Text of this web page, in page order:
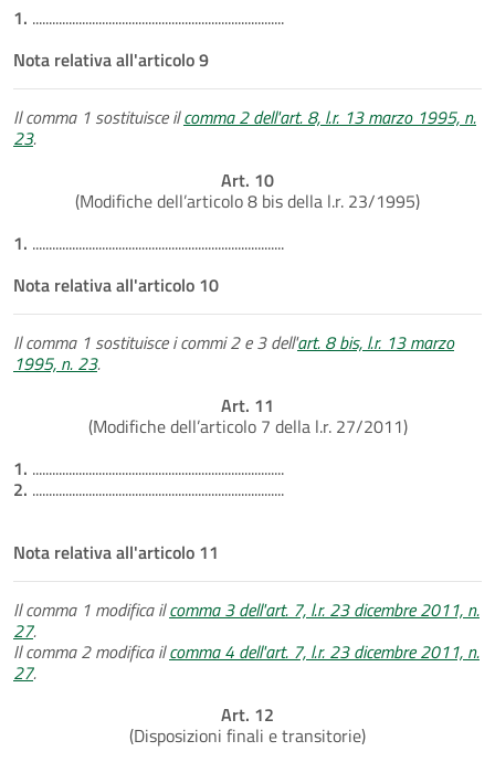
1. ............................................................................
Nota relativa all'articolo 9
Il comma 1 sostituisce ilcomma 2 dell'art. 8, l.r. 13 marzo 1995, n.
23.
Art. 10
(Modifiche dell’articolo 8 bis della l.r. 23/1995)
1. ............................................................................
Nota relativa all'articolo 10
Il comma 1 sostituisce i commi 2 e 3 dell'art. 8 bis, l.r. 13 marzo
1995, n. 23.
Art. 11
(Modifiche dell’articolo 7 della l.r. 27/2011)
1. ............................................................................
2. ............................................................................
Nota relativa all'articolo 11
Il comma 1 modifica ilcomma 3 dell'art. 7, l.r. 23 dicembre 2011, n.
27.
Il comma 2 modifica ilcomma 4 dell'art. 7, l.r. 23 dicembre 2011, n.
27.
Art. 12
(Disposizioni finali e transitorie)